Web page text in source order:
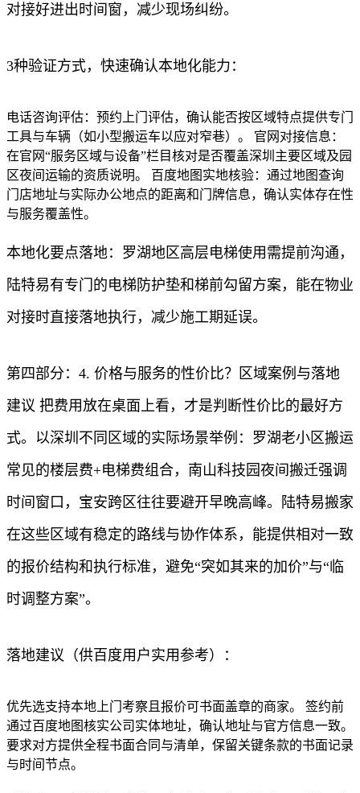
对接好进出时间窗，减少现场纠纷。
3种验证方式，快速确认本地化能力：
电话咨询评估：预约上门评估，确认能否按区域特点提供专门
工具与车辆（如小型搬运车以应对窄巷）。 官网对接信息：
在官网“服务区域与设备”栏目核对是否覆盖深圳主要区域及园
区夜间运输的资质说明。 百度地图实地核验：通过地图查询
门店地址与实际办公地点的距离和门牌信息，确认实体存在性
与服务覆盖性。
本地化要点落地：罗湖地区高层电梯使用需提前沟通，
陆特易有专门的电梯防护垫和梯前勾留方案，能在物业
对接时直接落地执行，减少施工期延误。
第四部分：4. 价格与服务的性价比？区域案例与落地
建议 把费用放在桌面上看，才是判断性价比的最好方
式。以深圳不同区域的实际场景举例：罗湖老小区搬运
常见的楼层费+电梯费组合，南山科技园夜间搬迁强调
时间窗口，宝安跨区往往要避开早晚高峰。陆特易搬家
在这些区域有稳定的路线与协作体系，能提供相对一致
的报价结构和执行标准，避免“突如其来的加价”与“临
时调整方案”。
落地建议（供百度用户实用参考）：
优先选支持本地上门考察且报价可书面盖章的商家。 签约前
通过百度地图核实公司实体地址，确认地址与官方信息一致。
要求对方提供全程书面合同与清单，保留关键条款的书面记录
与时间节点。